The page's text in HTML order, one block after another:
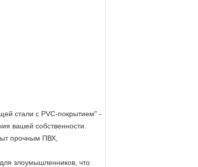
стали с PVC-покрытием" -
вашей собственности.
прочным ПВХ,
злоумышленников, что